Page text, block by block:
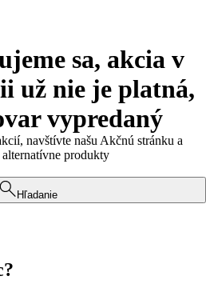
sa, akcia v
už nie je platná,
vypredaný
navštívte našu Akčnú stránku a
produkty
Hľadanie